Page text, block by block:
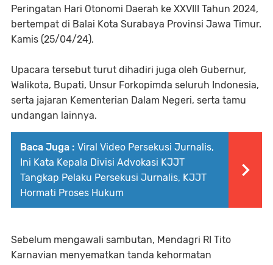
Peringatan Hari Otonomi Daerah ke XXVIII Tahun 2024,
bertempat di Balai Kota Surabaya Provinsi Jawa Timur.
Kamis (25/04/24).
Upacara tersebut turut dihadiri juga oleh Gubernur,
Walikota, Bupati, Unsur Forkopimda seluruh Indonesia,
serta jajaran Kementerian Dalam Negeri, serta tamu
undangan lainnya.
Baca Juga : Viral Video Persekusi Jurnalis,
Ini Kata Kepala Divisi Advokasi KJJT
Tangkap Pelaku Persekusi Jurnalis, KJJT
Hormati Proses Hukum
Sebelum mengawali sambutan, Mendagri RI Tito
Karnavian menyematkan tanda kehormatan